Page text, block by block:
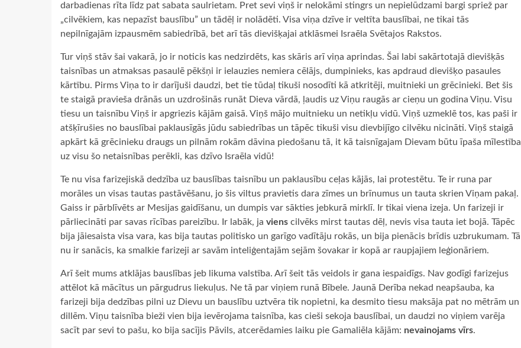
darbadienas rīta līdz pat sabata saulrietam. Pret sevi viņš ir nelokāmi stingrs un nepielūdzami bargi spriež par
„cilvēkiem, kas nepazīst bauslību” un tādēļ ir nolādēti. Visa viņa dzīve ir veltīta bauslībai, ne tikai tās
nepilnīgajām izpausmēm sabiedrībā, bet arī tās dievišķajai atklāsmei Israēla Svētajos Rakstos.
Tur viņš stāv šai vakarā, jo ir noticis kas nedzirdēts, kas skāris arī viņa aprindas. Šai labi sakārtotajā dievišķās
taisnības un atmaksas pasaulē pēkšņi ir ielauzies nemiera cēlājs, dumpinieks, kas apdraud dievišķo pasaules
kārtību. Pirms Viņa to ir darījuši daudzi, bet tie tūdaļ tikuši nosodīti kā atkritēji, muitnieki un grēcinieki. Bet šis
te staigā pravieša drānās un uzdrošinās runāt Dieva vārdā, ļaudis uz Viņu raugās ar cieņu un godina Viņu. Visu
tiesu un taisnību Viņš ir apgriezis kājām gaisā. Viņš mājo muitnieku un netikļu vidū. Viņš uzmeklē tos, kas paši ir
atšķīrušies no bauslībai paklausīgās jūdu sabiedrības un tāpēc tikuši visu dievbijīgo cilvēku nicināti. Viņš staigā
apkārt kā grēcinieku draugs un pilnām rokām dāvina piedošanu tā, it kā taisnīgajam Dievam būtu īpaša mīlestība
uz visu šo netaisnības perēkli, kas dzīvo Israēla vidū!
Te nu visa farizejiskā dedzība uz bauslības taisnību un paklausību ceļas kājās, lai protestētu. Te ir runa par
morāles un visas tautas pastāvēšanu, jo šis viltus pravietis dara zīmes un brīnumus un tauta skrien Viņam pakaļ.
Gaiss ir pārblīvēts ar Mesijas gaidīšanu, un dumpis var sākties jebkurā mirklī. Ir tikai viena izeja. Un farizeji ir
pārliecināti par savas rīcības pareizību. Ir labāk, ja viens cilvēks mirst tautas dēļ, nevis visa tauta iet bojā. Tāpēc
bija jāiesaista visa vara, kas bija tautas politisko un garīgo vadītāju rokās, un bija pienācis brīdis uzbrukumam. Tā
nu ir sanācis, ka smalkie farizeji ar savām inteliģentajām sejām šovakar ir kopā ar raupjajiem leģionāriem.
Arī šeit mums atklājas bauslības jeb likuma valstība. Arī šeit tās veidols ir gana iespaidīgs. Nav godīgi farizejus
attēlot kā mācītus un pārgudrus liekuļus. Ne tā par viņiem runā Bībele. Jaunā Derība nekad neapšauba, ka
farizeji bija dedzības pilni uz Dievu un bauslību uztvēra tik nopietni, ka desmito tiesu maksāja pat no mētrām un
dillēm. Viņu taisnība bieži vien bija ievērojama taisnība, kas cieši sekoja bauslībai, un daudzi no viņiem varēja
sacīt par sevi to pašu, ko bija sacījis Pāvils, atcerēdamies laiku pie Gamaliēla kājām: nevainojams vīrs.